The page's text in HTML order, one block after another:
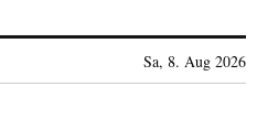
Sa, 8. Aug 2026